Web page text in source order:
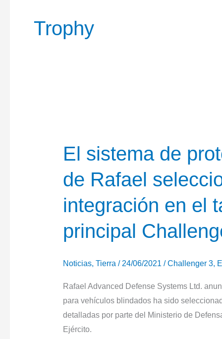
Trophy
El sistema de
de Rafael
integración en el
principal
Noticias, Tierra/24/06/2021 /Challenger 3,
Rafael Advanced Defense Systems Ltd.
para vehículos blindados ha sido
detalladas por parte del Ministerio de
Ejército.